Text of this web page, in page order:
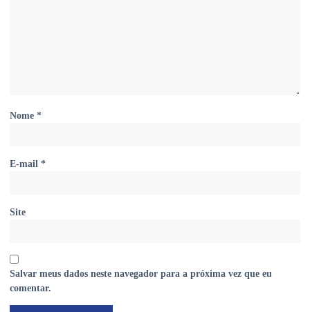
Nome *
E-mail *
Site
Salvar meus dados neste navegador para a próxima vez que eu
comentar.